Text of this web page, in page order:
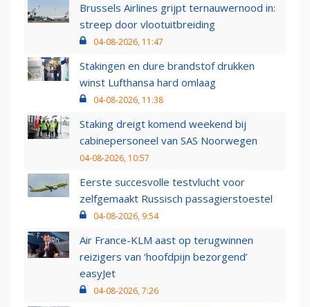
Brussels Airlines grijpt ternauwernood in:
streep door vlootuitbreiding
04-08-2026, 11:47
Stakingen en dure brandstof drukken
winst Lufthansa hard omlaag
04-08-2026, 11:38
Staking dreigt komend weekend bij
cabinepersoneel van SAS Noorwegen
04-08-2026, 10:57
Eerste succesvolle testvlucht voor
zelfgemaakt Russisch passagierstoestel
04-08-2026, 9:54
Air France-KLM aast op terugwinnen
reizigers van ‘hoofdpijn bezorgend’
easyJet
04-08-2026, 7:26